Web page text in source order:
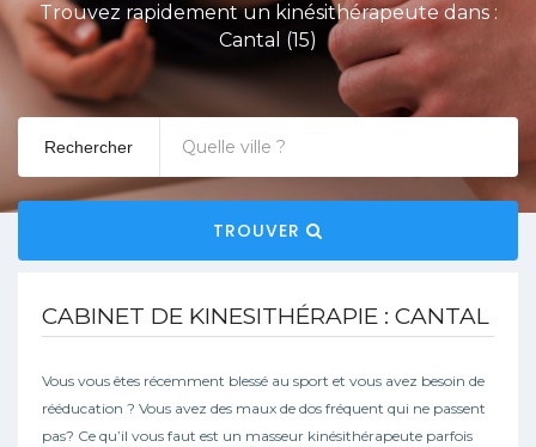
Trouvez rapidement un kinésithérapeute dans :
Cantal (15)
Rechercher
TROUVER
CABINET DE KINESITHÉRAPIE : CANTAL
Vous vous êtes récemment blessé au sport et vous avez besoin de
rééducation ? Vous avez des maux de dos fréquent qui ne passent
pas? Ce qu’il vous faut est un masseur kinésithérapeute parfois